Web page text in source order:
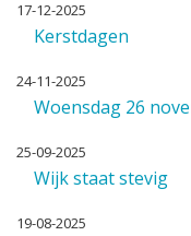
17-12-2025
Kerstdagen
24-11-2025
Woensdag 26
25-09-2025
Wijk staat stevig
19-08-2025